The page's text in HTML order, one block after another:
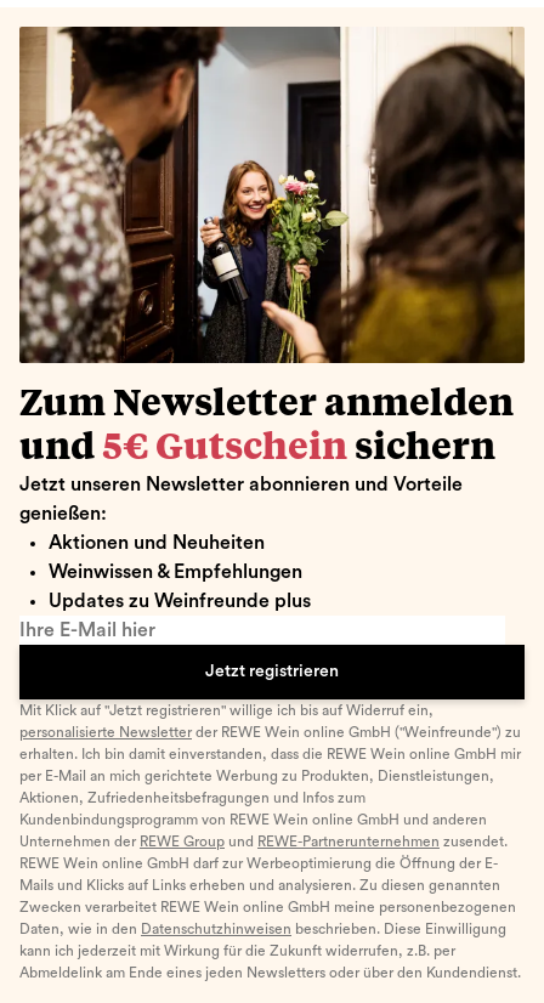
Zum Newsletter anmelden
und 5€ Gutschein sichern
Jetzt unseren Newsletter abonnieren und Vorteile
genießen:
Aktionen und Neuheiten
Weinwissen & Empfehlungen
Updates zu Weinfreunde plus
Ihre E-Mail hier
Jetzt registrieren
Mit Klick auf "Jetzt registrieren" willige ich bis auf Widerruf ein,
personalisierte Newsletter der REWE Wein online GmbH ("Weinfreunde") zu
erhalten. Ich bin damit einverstanden, dass die REWE Wein online GmbH mir
per E-Mail an mich gerichtete Werbung zu Produkten, Dienstleistungen,
Aktionen, Zufriedenheitsbefragungen und Infos zum
Kundenbindungsprogramm von REWE Wein online GmbH und anderen
Unternehmen der REWE Group und REWE-Partnerunternehmen zusendet.
REWE Wein online GmbH darf zur Werbeoptimierung die Öffnung der E-
Mails und Klicks auf Links erheben und analysieren. Zu diesen genannten
Zwecken verarbeitet REWE Wein online GmbH meine personenbezogenen
Daten, wie in den Datenschutzhinweisen beschrieben. Diese Einwilligung
kann ich jederzeit mit Wirkung für die Zukunft widerrufen, z.B. per
Abmeldelink am Ende eines jeden Newsletters oder über den Kundendienst.